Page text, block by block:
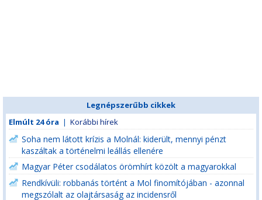
Legnépszerűbb cikkek
Elmúlt 24 óra | Korábbi hírek
Soha nem látott krízis a Molnál: kiderült, mennyi pénzt
kaszáltak a történelmi leállás ellenére
Magyar Péter csodálatos örömhírt közölt a magyarokkal
Rendkívüli: robbanás történt a Mol finomítójában - azonnal
megszólalt az olajtársaság az incidensről